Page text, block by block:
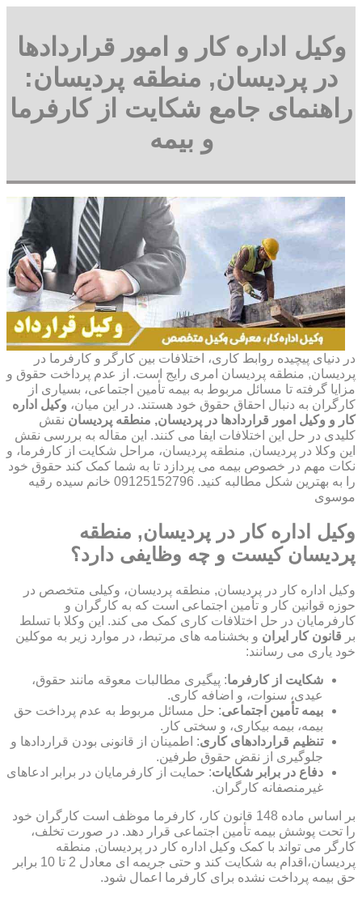
وکیل اداره کار و امور قراردادها
در پردیسان, منطقه پردیسان:
راهنمای جامع شکایت از کارفرما
و بیمه
در دنیای پیچیده روابط کاری، اختلافات بین کارگر و کارفرما در
پردیسان, منطقه پردیسان امری رایج است. از عدم پرداخت حقوق و
مزایا گرفته تا مسائل مربوط به بیمه تأمین اجتماعی، بسیاری از
کارگران به دنبال احقاق حقوق خود هستند. در این میان، وکیل اداره
کار و وکیل امور قراردادها در پردیسان, منطقه پردیسان نقش
کلیدی در حل این اختلافات ایفا می کنند. این مقاله به بررسی نقش
این وکلا در پردیسان, منطقه پردیسان، مراحل شکایت از کارفرما، و
نکات مهم در خصوص بیمه می پردازد تا به شما کمک کند حقوق خود
را به بهترین شکل مطالبه کنید. 09125152796 خانم سیده رقیه
موسوی
وکیل اداره کار در پردیسان, منطقه
پردیسان کیست و چه وظایفی دارد؟
وکیل اداره کار در پردیسان, منطقه پردیسان، وکیلی متخصص در
حوزه قوانین کار و تأمین اجتماعی است که به کارگران و
کارفرمایان در حل اختلافات کاری کمک می کند. این وکلا با تسلط
بر قانون کار ایران و بخشنامه های مرتبط، در موارد زیر به موکلین
خود یاری می رسانند:
شکایت از کارفرما: پیگیری مطالبات معوقه مانند حقوق،
عیدی، سنوات، و اضافه کاری.
بیمه تأمین اجتماعی: حل مسائل مربوط به عدم پرداخت حق
بیمه، بیمه بیکاری، و سختی کار.
تنظیم قراردادهای کاری: اطمینان از قانونی بودن قراردادها و
جلوگیری از نقض حقوق طرفین.
دفاع در برابر شکایات: حمایت از کارفرمایان در برابر ادعاهای
غیرمنصفانه کارگران.
بر اساس ماده 148 قانون کار، کارفرما موظف است کارگران خود
را تحت پوشش بیمه تأمین اجتماعی قرار دهد. در صورت تخلف،
کارگر می تواند با کمک وکیل اداره کار در پردیسان, منطقه
پردیسان،اقدام به شکایت کند و حتی جریمه ای معادل 2 تا 10 برابر
حق بیمه پرداخت نشده برای کارفرما اعمال شود.